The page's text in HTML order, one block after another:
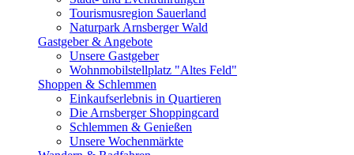
Tourismusregion Sauerland
Naturpark Arnsberger Wald
Gastgeber & Angebote
Unsere Gastgeber
Wohnmobilstellplatz "Altes Feld"
Shoppen & Schlemmen
Einkaufserlebnis in Quartieren
Die Arnsberger Shoppingcard
Schlemmen & Genießen
Unsere Wochenmärkte